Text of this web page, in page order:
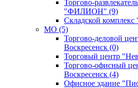
Торгово-
"ФИЛИОН" (9)
Складской
MO (5)
Торгово-деловой
Воскресенск (0)
Торговый центр
Торгово-офисный
Воскресенск (4)
Офисное здание